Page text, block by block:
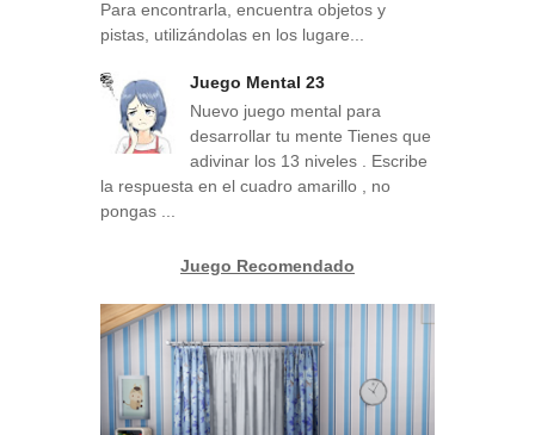
Para encontrarla, encuentra objetos y
pistas, utilizándolas en los lugare...
Juego Mental 23
Nuevo juego mental para
desarrollar tu mente Tienes que
adivinar los 13 niveles . Escribe
la respuesta en el cuadro amarillo , no
pongas ...
Juego Recomendado